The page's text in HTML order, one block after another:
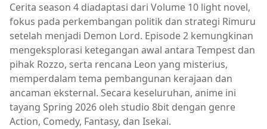
Cerita season 4 diadaptasi dari Volume 10 light novel,
fokus pada perkembangan politik dan strategi Rimuru
setelah menjadi Demon Lord. Episode 2 kemungkinan
mengeksplorasi ketegangan awal antara Tempest dan
pihak Rozzo, serta rencana Leon yang misterius,
memperdalam tema pembangunan kerajaan dan
ancaman eksternal. Secara keseluruhan, anime ini
tayang Spring 2026 oleh studio 8bit dengan genre
Action, Comedy, Fantasy, dan Isekai.